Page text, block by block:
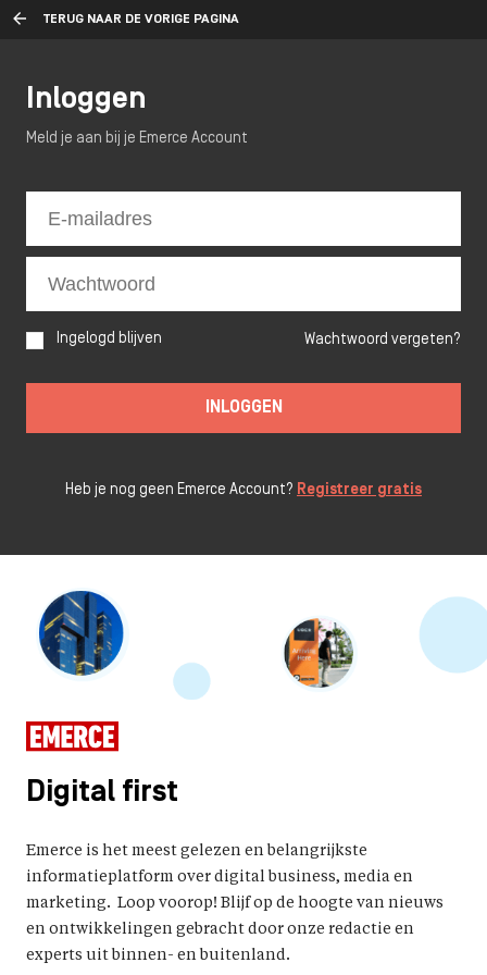
TERUG NAAR DE VORIGE PAGINA
Digital first
Emerce is het meest gelezen en belangrijkste
informatieplatform over digital business, media en
marketing. Loop voorop! Blijf op de hoogte van nieuws
en ontwikkelingen gebracht door onze redactie en
experts uit binnen- en buitenland.
Inloggen
Meld je aan bij je Emerce Account
Ingelogd blijven Wachtwoord vergeten?
INLOGGEN
Heb je nog geen Emerce Account? Registreer gratis